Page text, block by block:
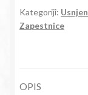
kristali
Swarovski®
rdeča
Kategoriji:
Zapestnice
OPIS